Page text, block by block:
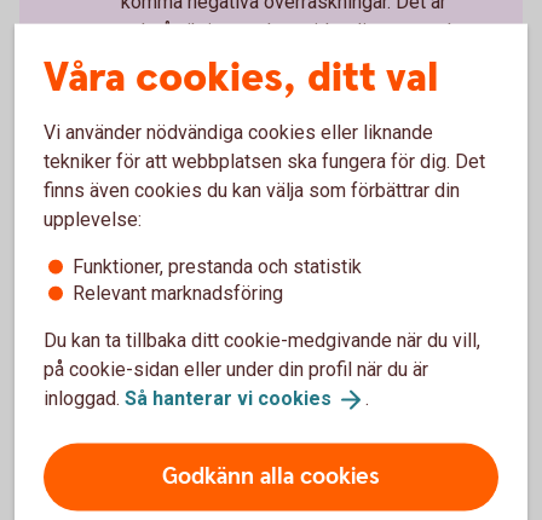
också viktigt att du sprider ditt sparande
mellan olika branscher för att sprida
riskerna.
Tips om aktier och
börsinformation
Aktiellt
aktierekommendationer, förvaltarkommentarer och
tips runt pension och privatekonomi.
Våra cookies, ditt val
Vi använder nödvändiga cookies eller liknande
tekniker för att webbplatsen ska fungera för dig. Det
finns även cookies du kan välja som förbättrar din
upplevelse:
Funktioner, prestanda och statistik
Relevant marknadsföring
Du kan ta tillbaka ditt cookie-medgivande när du vill,
på cookie-sidan eller under din profil när du är
inloggad. Så hanterar vi cookies .
Godkänn alla cookies